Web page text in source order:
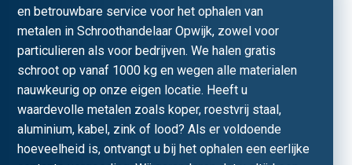
en betrouwbare service voor het ophalen van
metalen in Schroothandelaar Opwijk, zowel voor
particulieren als voor bedrijven. We halen gratis
schroot op vanaf 1000 kg en wegen alle materialen
nauwkeurig op onze eigen locatie. Heeft u
waardevolle metalen zoals koper, roestvrij staal,
aluminium, kabel, zink of lood? Als er voldoende
hoeveelheid is, ontvangt u bij het ophalen een eerlijke